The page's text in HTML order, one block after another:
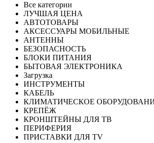
Все категории
ЛУЧШАЯ ЦЕНА
АВТОТОВАРЫ
АКСЕССУАРЫ МОБИЛЬНЫЕ
АНТЕННЫ
БЕЗОПАСНОСТЬ
БЛОКИ ПИТАНИЯ
БЫТОВАЯ ЭЛЕКТРОНИКА
Загрузка
ИНСТРУМЕНТЫ
КАБЕЛЬ
КЛИМАТИЧЕСКОЕ
КРЕПЁЖ
КРОНШТЕЙНЫ ДЛЯ ТВ
ПЕРИФЕРИЯ
ПРИСТАВКИ ДЛЯ TV